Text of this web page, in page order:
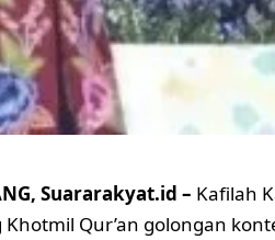
Suararakyat.id – Kafilah
Khotmil Qur’an golongan